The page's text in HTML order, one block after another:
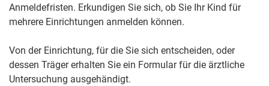
Anmeldefristen. Erkundigen Sie sich, ob Sie Ihr Kind für
mehrere Einrichtungen anmelden können.
Von der Einrichtung, für die Sie sich entscheiden, oder
dessen Träger erhalten Sie ein Formular für die ärztliche
Untersuchung ausgehändigt.